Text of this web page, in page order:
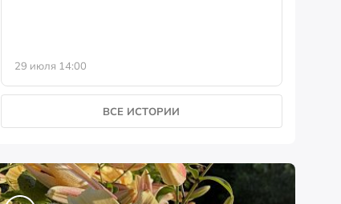
29 июля 14:00
ВСЕ ИСТОРИИ